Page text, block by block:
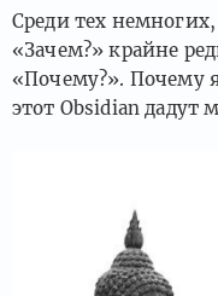
Среди тех
«Зачем?» крайне
«Почему?». Почему
этот Obsidian дадут